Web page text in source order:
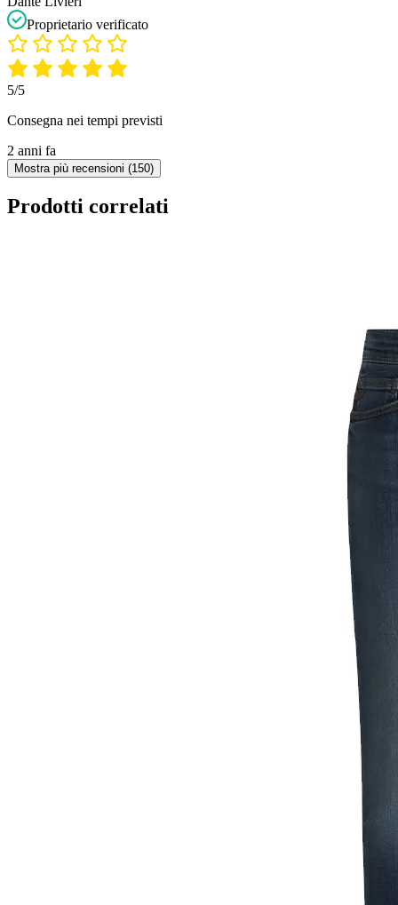
Proprietario verificato
5/5
Consegna nei tempi previsti
2 anni fa
Mostra più recensioni (150)
Prodotti correlati